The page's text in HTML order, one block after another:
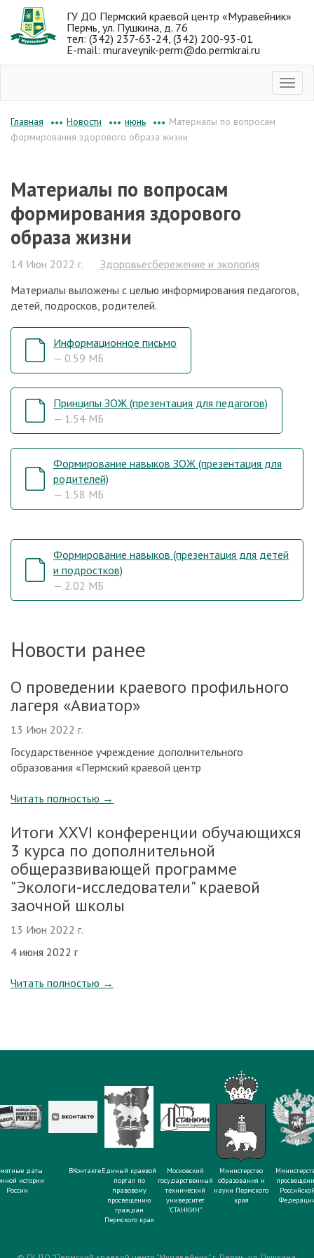
ГУ ДО Пермский краевой центр «Муравейник»
Пермь, ул. Пушкина, д. 76
тел: (342) 237-63-24, (342) 200-93-01
E-mail: muraveynik-perm@do.permkrai.ru
Главная ••• Новости ••• июнь ••• Материалы по вопросам
формирования здорового образа жизни
Материалы по вопросам
формирования здорового
образа жизни
14 Июн 2022 г.
Здоровьесбережение и экология
Материалы выложены с целью информирования педагогов,
детей, подросков, родителей.
Информационное письмо
— 0.59 МБ
Принципы ЗОЖ (презентация для педагогов)
— 1.54 МБ
Формирование навыков ЗОЖ (презентация для
родителей)
— 1.58 МБ
Формирование навыков (презентация для детей
и подростков)
— 2.02 МБ
Новости ранее
О проведении краевого профильного
лагеря «Авиатор»
13 Июн 2022 г.
Государственное учреждение дополнительного
образования «Пермский краевой центр
Читать полностью →
Итоги XXVI конференции обучающихся
3 курса по дополнительной
общеразвивающей программе
"Экологи-исследователи" краевой
заочной школы
13 Июн 2022 г.
4 июня 2022 г
Читать полностью →
даты
истории
России
ВКонтактеЕдиный краевой
портал по
правовому
просвещению
граждан
Пермского края
Московский
государственный
технический
университет
"СТАНКИН"
Министерство
образования и
науки Пермского
края